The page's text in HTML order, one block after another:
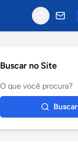
Buscar no Site
Buscar